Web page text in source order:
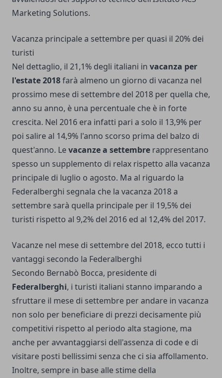
Marketing Solutions.
Vacanza principale a settembre per quasi il 20% dei
turisti
Nel dettaglio, il 21,1% degli italiani in vacanza per
l'estate 2018farà almeno un giorno di vacanza nel
prossimo mese di settembre del 2018 per quella che,
anno su anno, è una percentuale che è in forte
crescita. Nel 2016 era infatti pari a solo il 13,9% per
poi salire al 14,9% l'anno scorso prima del balzo di
quest'anno. Levacanze a settembre rappresentano
spesso un supplemento di relax rispetto alla vacanza
principale di luglio o agosto. Ma al riguardo la
Federalberghi segnala che la vacanza 2018 a
settembre sarà quella principale per il 19,5% dei
turisti rispetto al 9,2% del 2016 ed al 12,4% del 2017.
Vacanze nel mese di settembre del 2018, ecco tutti i
vantaggi secondo la Federalberghi
Secondo Bernabò Bocca, presidente di
Federalberghi, i turisti italiani stanno imparando a
sfruttare il mese di settembre per andare in vacanza
non solo per beneficiare di prezzi decisamente più
competitivi rispetto al periodo alta stagione, ma
anche per avvantaggiarsi dell'assenza di code e di
visitare posti bellissimi senza che ci sia affollamento.
Inoltre, sempre in base alle stime della